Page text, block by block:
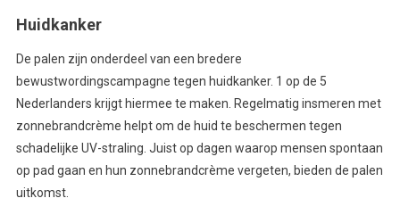
Huidkanker
De palen zijn onderdeel van een bredere
bewustwordingscampagne tegen huidkanker. 1 op de 5
Nederlanders krijgt hiermee te maken. Regelmatig insmeren met
zonnebrandcrème helpt om de huid te beschermen tegen
schadelijke UV-straling. Juist op dagen waarop mensen spontaan
op pad gaan en hun zonnebrandcrème vergeten, bieden de palen
uitkomst.